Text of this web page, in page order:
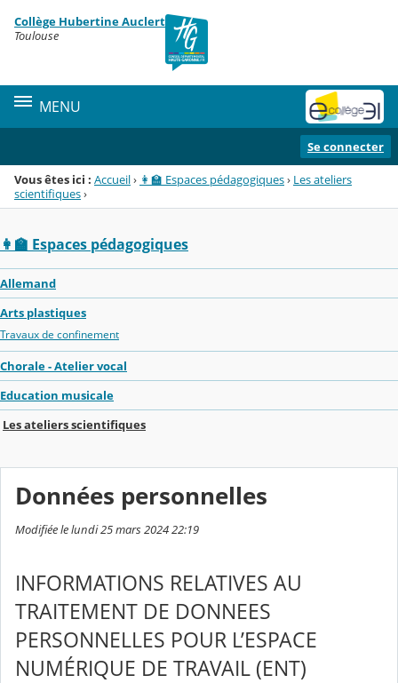
Menu de la rubrique
Contenu
Collège Hubertine Auclert
Toulouse
MENU
Se connecter
Vous êtes ici : Accueil› 👩‍🏫 Espaces pédagogiques› Les ateliers
scientifiques›
👩‍🏫 Espaces pédagogiques
Allemand
Arts plastiques
Travaux de confinement
Chorale - Atelier vocal
Education musicale
Les ateliers scientifiques
Données personnelles
Modifiée le lundi 25 mars 2024 22:19
INFORMATIONS RELATIVES AU
TRAITEMENT DE DONNEES
PERSONNELLES POUR L’ESPACE
NUMÉRIQUE DE TRAVAIL (ENT)